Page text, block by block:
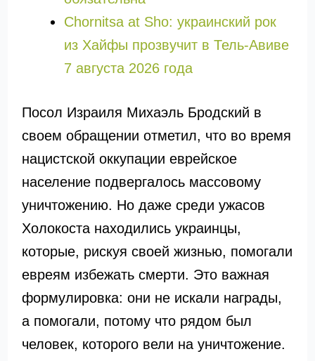
Chornitsa at Sho: украинский рок
из Хайфы прозвучит в Тель-Авиве
7 августа 2026 года
Посол Израиля Михаэль Бродский в
своем обращении отметил, что во время
нацистской оккупации еврейское
население подвергалось массовому
уничтожению. Но даже среди ужасов
Холокоста находились украинцы,
которые, рискуя своей жизнью, помогали
евреям избежать смерти. Это важная
формулировка: они не искали награды,
а помогали, потому что рядом был
человек, которого вели на уничтожение.